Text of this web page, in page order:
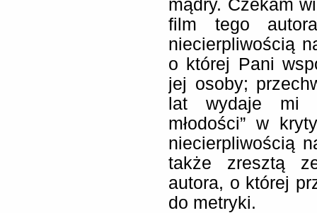
mądry. Czekam
film tego
niecierpliwością
o której Pani
jej osoby;
lat wydaje mi
młodości” w
niecierpliwością
także zresztą
autora, o której
do metryki.